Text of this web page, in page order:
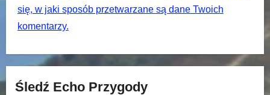
się, w jaki sposób przetwarzane są dane Twoich
komentarzy.
Śledź Echo Przygody